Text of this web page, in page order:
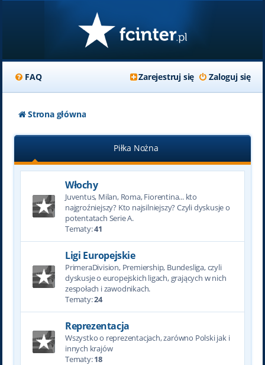
FAQ Zaloguj się
Zarejestruj się
Strona główna
Piłka Nożna
Włochy
Juventus, Milan, Roma, Fiorentina... kto
najgroźniejszy? Kto najsilniejszy? Czyli dyskusje o
potentatach Serie A.
Tematy:41
Ligi Europejskie
PrimeraDivision, Premiership, Bundesliga, czyli
dyskusje o europejskich ligach, grających w nich
zespołach i zawodnikach.
Tematy:24
Reprezentacja
Wszystko o reprezentacjach, zarówno Polski jak i
innych krajów
Tematy:18